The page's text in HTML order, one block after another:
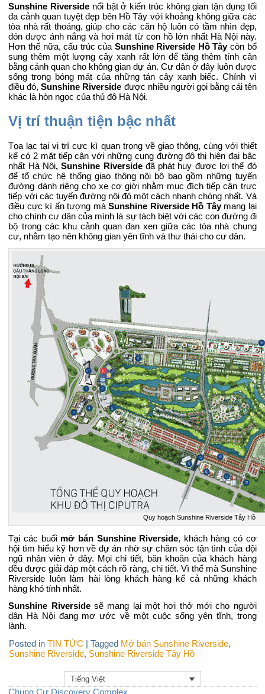
Sunshine Riverside nổi bật ở kiến trúc không gian tận dụng tối
đa cảnh quan tuyệt đẹp bên Hồ Tây với khoảng không giữa các
tòa nhà rất thoáng, giúp cho các căn hộ luôn có tầm nhìn đẹp,
đón được ánh nắng và hơi mát từ con hồ lớn nhất Hà Nội này.
Hơn thế nữa, cấu trúc của Sunshine Riverside Hồ Tâycòn bổ
sung thêm một lượng cây xanh rất lớn để tăng thêm tính cân
bằng cảnh quan cho không gian dự án. Cư dân ở đây luôn được
sống trong bóng mát của những tán cây xanh biếc. Chính vì
điều đó,Sunshine Riverside được nhiều người gọi bằng cái tên
khác là hòn ngọc của thủ đô Hà Nội.
Vị trí thuận tiện bậc nhất
Tọa lạc tại vị trí cực kì quan trọng về giao thông, cùng với thiết
kế có 2 mặt tiếp cận với những cung đường đô thị hiện đại bậc
nhất Hà Nội, Sunshine Riversideđã phát huy được lợi thế đó
để tổ chức hệ thống giao thông nội bộ bao gồm những tuyến
đường dành riêng cho xe cơ giới nhằm mục đích tiếp cận trực
tiếp với các tuyến đường nội đô một cách nhanh chóng nhất. Và
điều cực kì ấn tượng màSunshine Riverside Hồ Tâymang lại
cho chính cư dân của mình là sự tách biệt với các con đường đi
bộ trong các khu cảnh quan đan xen giữa các tòa nhà chung
cư, nhằm tạo nên không gian yên tĩnh và thư thái cho cư dân.
Quy hoạch Sunshine Riverside Tây Hồ
Tại các buổi mở bán Sunshine Riverside, khách hàng có cơ
hội tìm hiểu kỹ hơn về dự án nhờ sự chăm sóc tận tình của đội
ngũ nhân viên ở đây. Mọi chi tiết, băn khoăn của khách hàng
đều được giải đáp một cách rõ ràng, chi tiết. Vì thế mà Sunshine
Riverside luôn làm hài lòng khách hàng kể cả những khách
hàng khó tính nhất.
Sunshine Riversidesẽ mang lại một hơi thở mới cho người
dân Hà Nội đang mơ ước về một cuộc sống yên tĩnh, trong
lành.
Posted in TIN TỨC |Tagged Mở bán Sunshine Riverside,
Sunshine Riverside, Sunshine Riverside Tây Hồ
Tiếng Việt